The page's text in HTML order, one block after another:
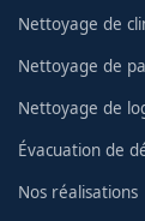
Nettoyage de
Nettoyage de
Nettoyage de
Évacuation de
Nos réalisations